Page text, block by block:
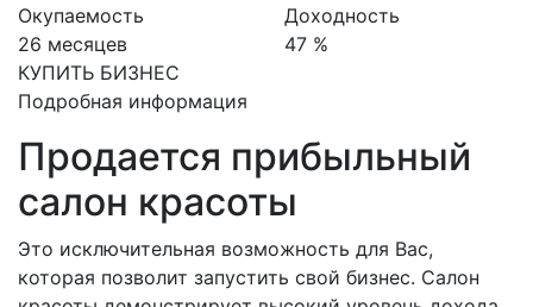
Окупаемость
26 месяцев
КУПИТЬ БИЗНЕС
Доходность
47 %
Подробная информация
Продается прибыльный
салон красоты
Это исключительная возможность для Вас,
которая позволит запустить свой бизнес. Салон